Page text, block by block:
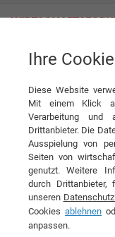
MOOG Cleaning
KONTAKT
Ihre
Diese Website
Mit einem Klick
Verarbeitung
Drittanbieter. Die
Ausspielung von
Seiten von
genutzt. Weitere
durch
unseren
Cookies ablehnen
anpassen.